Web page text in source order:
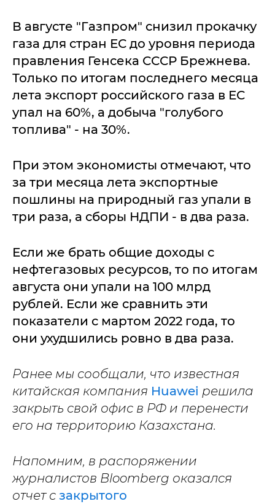
В августе "Газпром" снизил прокачку
газа для стран ЕС до уровня периода
правления Генсека СССР Брежнева.
Только по итогам последнего месяца
лета экспорт российского газа в ЕС
упал на 60%, а добыча "голубого
топлива" - на 30%.
При этом экономисты отмечают, что
за три месяца лета экспортные
пошлины на природный газ упали в
три раза, а сборы НДПИ - в два раза.
Если же брать общие доходы с
нефтегазовых ресурсов, то по итогам
августа они упали на 100 млрд
рублей. Если же сравнить эти
показатели с мартом 2022 года, то
они ухудшились ровно в два раза.
Ранее мы сообщали, что известная
китайская компания Huawei решила
закрыть свой офис в РФ и перенести
его на территорию Казахстана.
Напомним, в распоряжении
журналистов Bloomberg оказался
отчет с закрытого